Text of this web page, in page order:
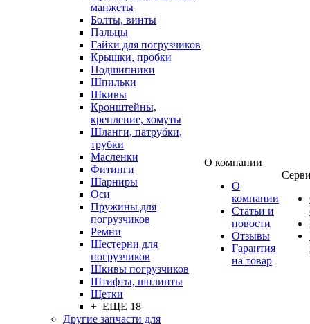
манжеты
Болты, винты
Пальцы
Гайки для погрузчиков
Крышки, пробки
Подшипники
Шпильки
Шкивы
Кронштейны,
крепление, хомуты
Шланги, патрубки,
трубки
Масленки
Фитинги
Шарниры
Оси
Пружины для
погрузчиков
Ремни
Шестерни для
погрузчиков
Шкивы погрузчиков
Штифты, шплинты
Щетки
+ ЕЩЕ 18
Другие запчасти для
О компании
О
компании
Статьи и
новости
Отзывы
Гарантия
на товар